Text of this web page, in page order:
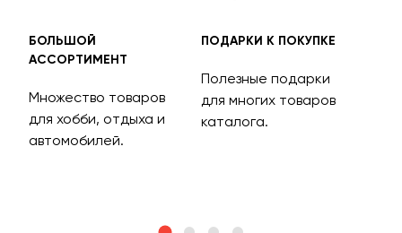
БОЛЬШОЙ
АССОРТИМЕНТ
Множество товаров
для хобби, отдыха и
автомобилей.
ПОДАРКИ К ПОКУПКЕ
Полезные подарки
для многих товаров
каталога.